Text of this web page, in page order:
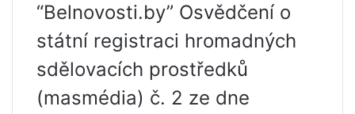
“Belnovosti.by” Osvědčení o
státní registraci hromadných
sdělovacích prostředků
(masmédia) č. 2 ze dne